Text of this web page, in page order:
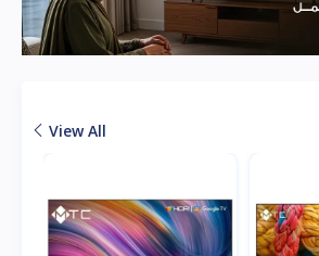
View All